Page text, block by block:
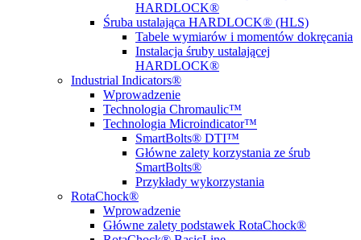
HARDLOCK®
Śruba ustalająca HARDLOCK® (HLS)
Tabele wymiarów i momentów dokręcania
Instalacja śruby ustalającej
HARDLOCK®
Industrial Indicators®
Wprowadzenie
Technologia Chromaulic™
Technologia Microindicator™
SmartBolts® DTI™
Główne zalety korzystania ze śrub
SmartBolts®
Przykłady wykorzystania
RotaChock®
Wprowadzenie
Główne zalety podstawek RotaChock®